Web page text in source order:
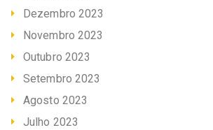
Dezembro 2023
Novembro 2023
Outubro 2023
Setembro 2023
Agosto 2023
Julho 2023